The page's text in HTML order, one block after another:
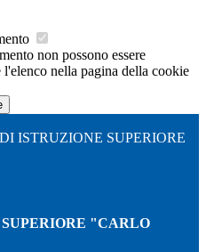
non possono essere
nella pagina della cookie
ISTRUZIONE SUPERIORE
"CARLO